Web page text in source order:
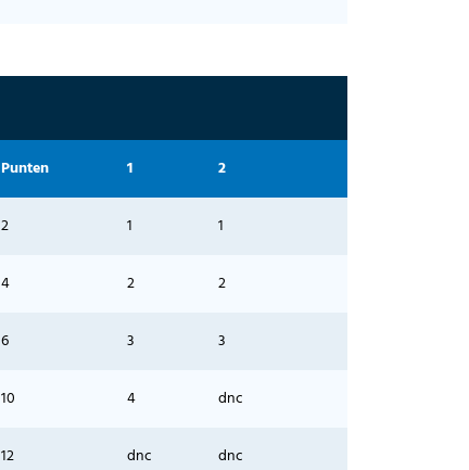
Punten 1 2
2 1 1
4 2 2
6 3 3
10 4 dnc
12 dnc dnc